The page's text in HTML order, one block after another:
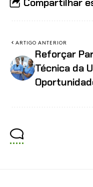
ARTIGO ANTERIOR
Reforçar
Técnica da